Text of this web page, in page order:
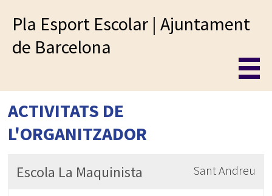
Pla Esport Escolar | Ajuntament
de Barcelona
ACTIVITATS DE
L'ORGANITZADOR
Escola La Maquinista Sant Andreu